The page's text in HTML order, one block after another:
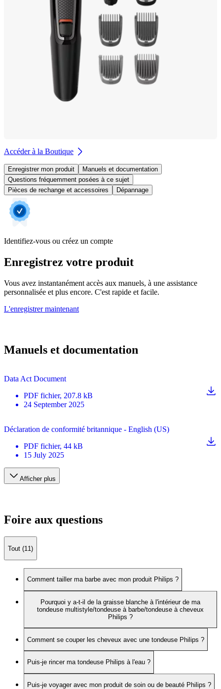
Accéder à la Boutique
Enregistrer mon produit
Manuels et documentation
Questions fréquemment posées à ce sujet
Pièces de rechange et accessoires
Dépannage
Identifiez-vous ou créez un compte
Enregistrez votre produit
Vous avez instantanément accès aux manuels, à une assistance
personnalisée et plus encore. C'est rapide et facile.
L'enregistrer maintenant
Manuels et documentation
Data Act Document
PDF fichier, 207.8 kB
24 September 2025
Déclaration de conformité britannique - English (US)
PDF fichier, 44 kB
15 July 2025
Afficher plus
Foire aux questions
Tout (11)
Comment tailler ma barbe avec mon produit Philips ?
Pourquoi y a-t-il de la graisse blanche à l'intérieur de ma
tondeuse multistyle/tondeuse à barbe/tondeuse à cheveux
Philips ?
Comment se couper les cheveux avec une tondeuse Philips ?
Puis-je rincer ma tondeuse Philips à l'eau ?
Puis-je voyager avec mon produit de soin ou de beauté Philips ?